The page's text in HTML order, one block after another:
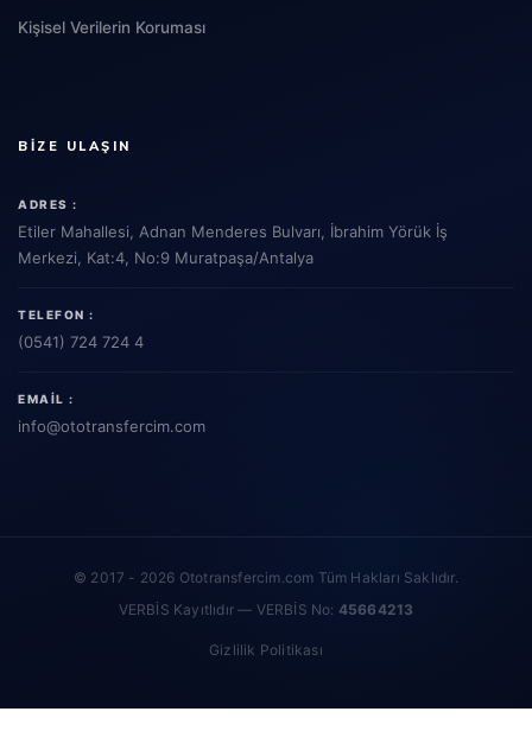
Kişisel Verilerin Koruması
BIZE ULAŞIN
ADRES :
Etiler Mahallesi, Adnan Menderes Bulvarı, İbrahim Yörük İş
Merkezi, Kat:4, No:9 Muratpaşa/Antalya
TELEFON :
(0541) 724 724 4
EMAIL :
info@ototransfercim.com
© 2017 - 2026 Ototransfercim.com Tüm Hakları Saklıdır.
VERBİS Kayıtlıdır — VERBİS No: 45664213
Gizlilik Politikası